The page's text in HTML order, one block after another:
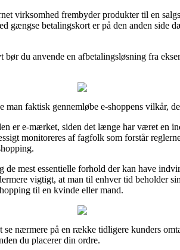
virksomhed frembyder produkter til en
gængse betalingskort er på den anden side
du anvende en afbetalingsløsning fra
faktisk gennemløbe e-shoppens vilkår,
er e-mærket, siden det længe har været en
monitoreres af fagfolk som forstår
mest essentielle forhold der kan have
vigtigt, at man til enhver tid beholder
til en kvinde eller mand.
nærmere på en række tidligere kunders
du placerer din ordre.